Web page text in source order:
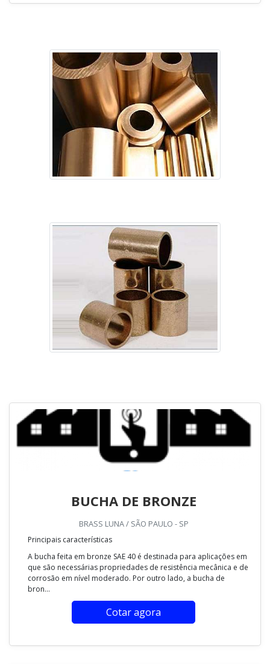
BUCHA DE BRONZE
BRASS LUNA / SÃO PAULO - SP
Principais características
A bucha feita em bronze SAE 40 é destinada para aplicações em
que são necessárias propriedades de resistência mecânica e de
corrosão em nível moderado. Por outro lado, a bucha de
bron...
Cotar agora